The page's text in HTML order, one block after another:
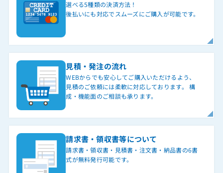
選べる5種類の決済方法！
後払いにも対応でスムーズにご購入が可能です。
見積・発注の流れ
WEBからでも安心してご購入いただけるよう、
見積のご依頼には柔軟に対応しております。 構
成・機能面のご相談も承ります。
請求書・領収書等について
請求書・領収書・見積書・注文書・納品書の6書
式が無料発行可能です。